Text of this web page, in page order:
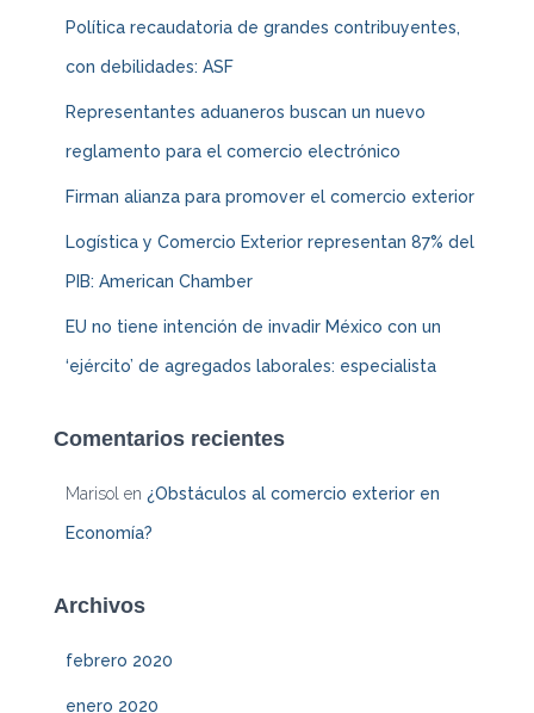
Política recaudatoria de grandes contribuyentes,
con debilidades: ASF
Representantes aduaneros buscan un nuevo
reglamento para el comercio electrónico
Firman alianza para promover el comercio exterior
Logística y Comercio Exterior representan 87% del
PIB: American Chamber
EU no tiene intención de invadir México con un
‘ejército’ de agregados laborales: especialista
Comentarios recientes
Marisol en ¿Obstáculos al comercio exterior en
Economía?
Archivos
febrero 2020
enero 2020